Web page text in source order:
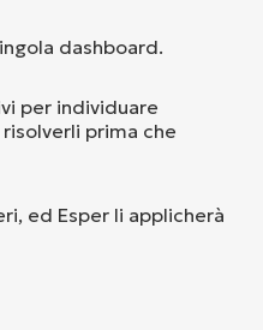
dashboard.
per individuare
prima che
ed Esper li applicherà